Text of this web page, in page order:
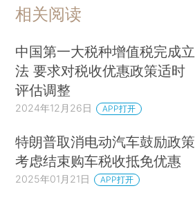
相关阅读
中国第一大税种增值税完成立
法 要求对税收优惠政策适时
评估调整
2024年12月26日 APP打开
特朗普取消电动汽车鼓励政策
考虑结束购车税收抵免优惠
2025年01月21日 APP打开